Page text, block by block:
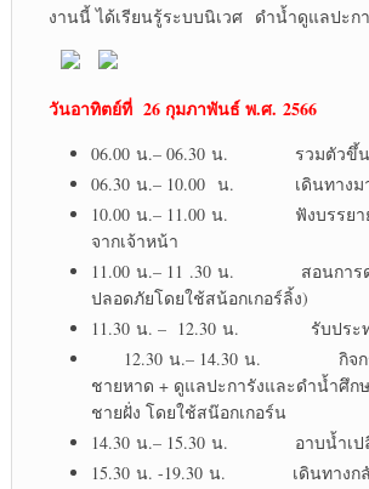
งานนี้ ได้เรียนรู้ระบบนิเวศ ดำน้ำดูแลปะ
วันอาทิตย์ที่ 26 กุมภาพันธ์ พ.ศ. 2566
06.00 น.– 06.30 น. รวมตัวขึ้น
06.30 น.– 10.00 น. เดินทางมา
10.00 น.– 11.00 น. ฟังบรรยาย
จากเจ้าหน้า
11.00 น.– 11 .30 น. สอนการดำ
ปลอดภัยโดยใช้สน้อกเกอร์ลิ้ง)
11.30 น. – 12.30 น. รับประทา
12.30 น.– 14.30 น. กิจกรร
ชายหาด + ดูแลปะการังและดำน้ำศึก
ชายฝั่ง โดยใช้สน๊อกเกอร์น
14.30 น.– 15.30 น. อาบน้ำเปลี่
15.30 น. -19.30 น. เดินทางกลั